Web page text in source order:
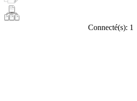
Connecté(s): 1